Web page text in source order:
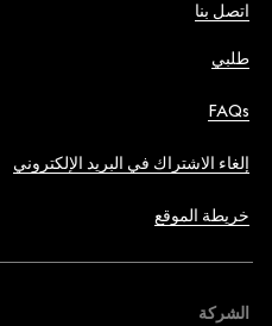
اتصل بنا
طلبي
FAQs
إلغاء الاشتراك في البريد الإلكتروني
خريطة الموقع
الشركة